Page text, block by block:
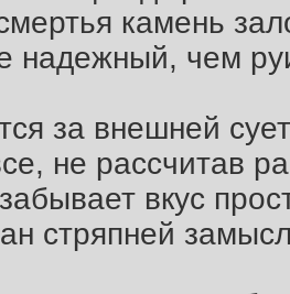
камень
надежный, чем
за внешней
не рассчитав
вкус
стряпней